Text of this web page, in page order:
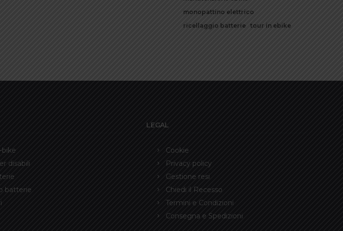
monopattino elettrico
ricellaggio batterie tour in ebike
disabili
batterie
LEGAL
Cookie
Privacy policy
Gestione resi
Chiedi il Recesso
Termini e Condizioni
Consegna e Spedizioni